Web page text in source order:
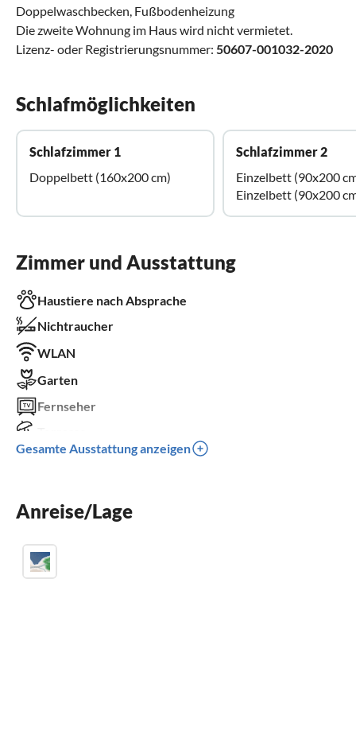
Doppelwaschbecken, Fußbodenheizung
Die zweite Wohnung im Haus wird nicht vermietet.
Lizenz- oder Registrierungsnummer: 50607-001032-2020
Schlafmöglichkeiten
Schlafzimmer 1
Doppelbett (160x200 cm)
Schlafzimmer 2
Einzelbett (90x200
Einzelbett (90x200
Zimmer und Ausstattung
Haustiere nach Absprache
Nichtraucher
WLAN
Garten
Fernseher
Spülmaschine
Kamin
Gesamte Ausstattung anzeigen
Anreise/Lage